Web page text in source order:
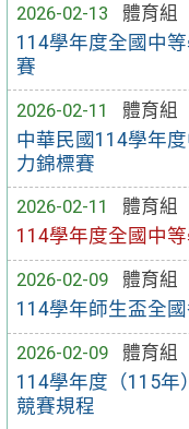
2026-02-13
體育組
114學年度全國中
賽
2026-02-11
體育組
中華民國114學年
力錦標賽
2026-02-11
體育組
114學年度全國中
2026-02-09
體育組
114學年師生盃全
2026-02-09
體育組
114學年度（115年
競賽規程